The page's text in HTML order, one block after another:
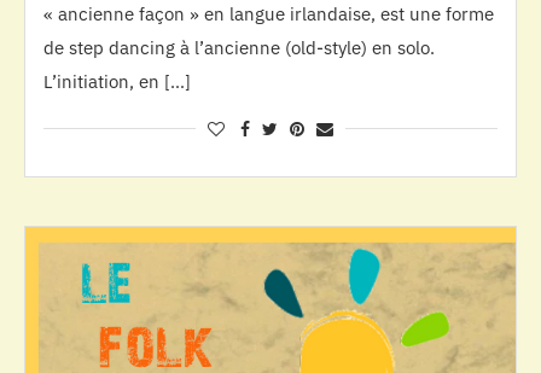
« ancienne façon » en langue irlandaise, est une forme
de step dancing à l’ancienne (old-style) en solo.
L’initiation, en […]